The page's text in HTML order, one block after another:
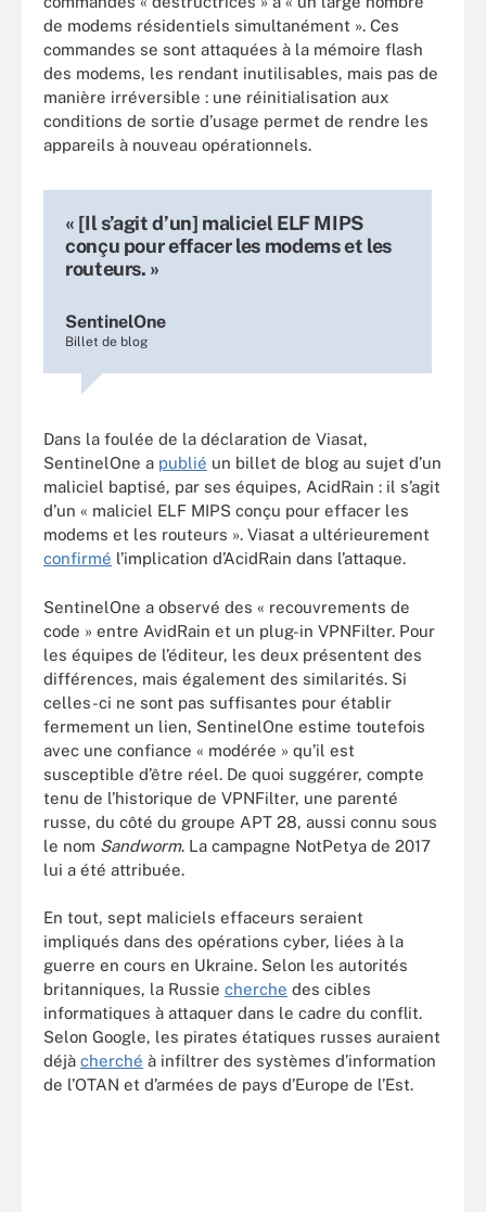
de modems résidentiels simultanément ». Ces
commandes se sont attaquées à la mémoire flash
des modems, les rendant inutilisables, mais pas de
manière irréversible : une réinitialisation aux
conditions de sortie d’usage permet de rendre les
appareils à nouveau opérationnels.
« [Il s’agit d’un] maliciel ELF MIPS
conçu pour effacer les modems et les
routeurs. »
SentinelOne
Billet de blog
Dans la foulée de la déclaration de Viasat,
SentinelOne a publié un billet de blog au sujet d’un
maliciel baptisé, par ses équipes, AcidRain : il s’agit
d’un « maliciel ELF MIPS conçu pour effacer les
modems et les routeurs ». Viasat a ultérieurement
confirmé l’implication d’AcidRain dans l’attaque.
SentinelOne a observé des « recouvrements de
code » entre AvidRain et un plug-in VPNFilter. Pour
les équipes de l’éditeur, les deux présentent des
différences, mais également des similarités. Si
celles-ci ne sont pas suffisantes pour établir
fermement un lien, SentinelOne estime toutefois
avec une confiance « modérée » qu’il est
susceptible d’être réel. De quoi suggérer, compte
tenu de l’historique de VPNFilter, une parenté
russe, du côté du groupe APT 28, aussi connu sous
le nom Sandworm. La campagne NotPetya de 2017
lui a été attribuée.
En tout, sept maliciels effaceurs seraient
impliqués dans des opérations cyber, liées à la
guerre en cours en Ukraine. Selon les autorités
britanniques, la Russie cherche des cibles
informatiques à attaquer dans le cadre du conflit.
Selon Google, les pirates étatiques russes auraient
déjà cherché à infiltrer des systèmes d’information
de l’OTAN et d’armées de pays d’Europe de l’Est.